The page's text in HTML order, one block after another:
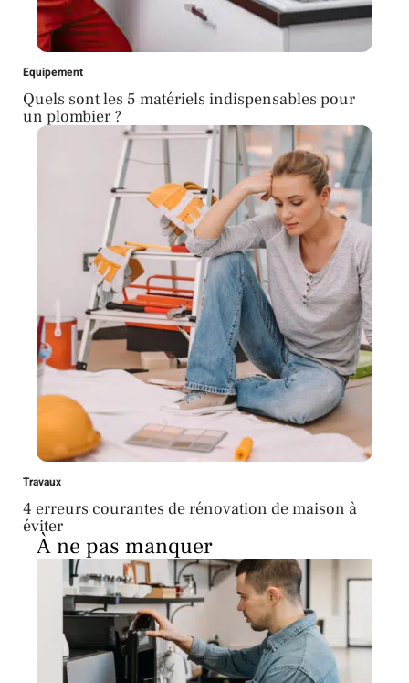
Equipement
Quels sont les 5 matériels indispensables pour
un plombier ?
Travaux
4 erreurs courantes de rénovation de maison à
éviter
À ne pas manquer